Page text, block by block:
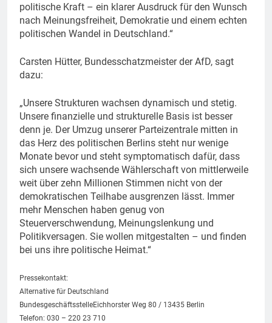
politische Kraft – ein klarer Ausdruck für den Wunsch
nach Meinungsfreiheit, Demokratie und einem echten
politischen Wandel in Deutschland.“
Carsten Hütter, Bundesschatzmeister der AfD, sagt
dazu:
„Unsere Strukturen wachsen dynamisch und stetig.
Unsere finanzielle und strukturelle Basis ist besser
denn je. Der Umzug unserer Parteizentrale mitten in
das Herz des politischen Berlins steht nur wenige
Monate bevor und steht symptomatisch dafür, dass
sich unsere wachsende Wählerschaft von mittlerweile
weit über zehn Millionen Stimmen nicht von der
demokratischen Teilhabe ausgrenzen lässt. Immer
mehr Menschen haben genug von
Steuerverschwendung, Meinungslenkung und
Politikversagen. Sie wollen mitgestalten – und finden
bei uns ihre politische Heimat.“
Pressekontakt:
Alternative für Deutschland
BundesgeschäftsstelleEichhorster Weg 80 / 13435 Berlin
Telefon: 030 – 220 23 710